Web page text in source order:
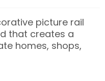
picture rail
that creates a
homes, shops,